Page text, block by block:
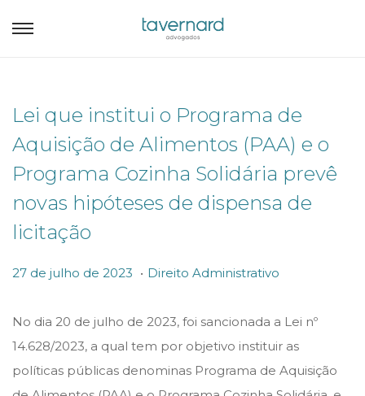
Lei que institui o Programa de
Aquisição de Alimentos (PAA) e o
Programa Cozinha Solidária prevê
novas hipóteses de dispensa de
licitação
P
s
t
e
d
27 de julho de 2023 2
d
e
j
u
. P
s
t
e
d
Direito Administrativo
No dia 20 de julho de 2023, foi sancionada a Lei nº
14.628/2023, a qual tem por objetivo instituir as
políticas públicas denominas Programa de Aquisição